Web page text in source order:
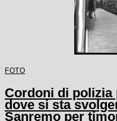
FOTO
Cordoni di polizia
dove si sta
Sanremo per